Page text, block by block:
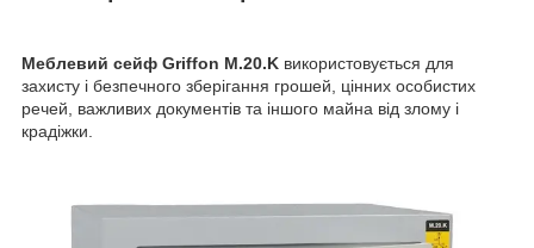
Меблевий сейф Griffon M.20.K використовується для
захисту і безпечного зберігання грошей, цінних особистих
речей, важливих документів та іншого майна від злому і
крадіжки.